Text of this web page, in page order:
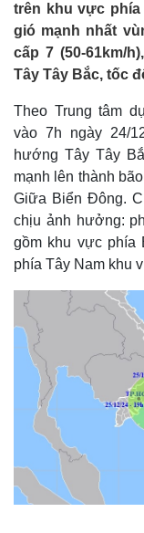
trên khu vực phía
gió mạnh nhất
cấp 7 (50-61km/
Tây Tây Bắc, tốc
Theo Trung tâm
vào 7h ngày 24/
hướng Tây Tây
mạnh lên thành
Giữa Biển Đông.
chịu ảnh hưởng:
gồm khu vực phía
phía Tây Nam khu